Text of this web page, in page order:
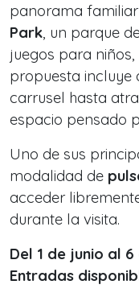
panorama
Park, un parque
juegos para
propuesta incluye
carrusel hasta
espacio pensado
Uno de sus
modalidad de
acceder
durante la visita.
Del 1 de junio al
Entradas